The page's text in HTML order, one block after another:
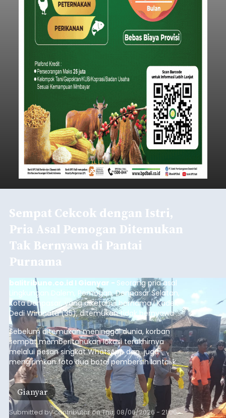
Sempat Cekcok dengan Istri,
Pria Asal Pemogan Ditemukan
Tak Bernyawa di Pantai
Purnama
balitribune.co.id I Gianyar - Seorang pria asal
Lingkungan Dalem, Pemogan, Denpasar Selatan,
Kota Denpasar, yang diketahui bernama I Kadek
Dedi Wiranata (35), ditemukan tidak bernyawa di
pesisir Pantai Purnama, Sukawati.
Sebelum ditemukan meninggal dunia, korban
sempat memberitahukan lokasi terakhirnya
melalui pesan singkat WhatsApp dan juga
mengirimkan foto dua botol pembersih lantai ke
istrinya.
Gianyar
Submitted bycontributoronThu, 08/06/2026 - 21:06